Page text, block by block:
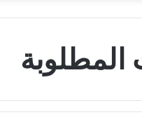
المطلوبة